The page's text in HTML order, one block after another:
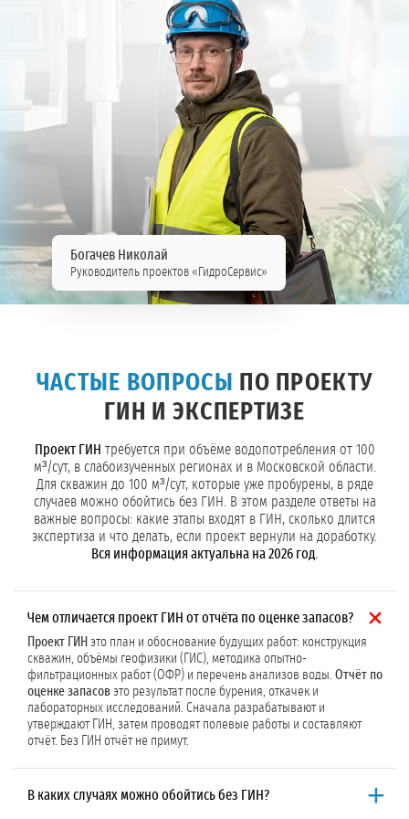
Богачев Николай
Руководитель проектов «ГидроСервис»
ЧАСТЫЕ ВОПРОСЫ
ПО ПРОЕКТУ
ГИН И ЭКСПЕРТИЗЕ
Проект ГИН требуется при объёме водопотребления от 100
м³/сут, в слабоизученных регионах и в Московской области.
Для скважин до 100 м³/сут, которые уже пробурены, в ряде
случаев можно обойтись без ГИН. В этом разделе ответы на
важные вопросы: какие этапы входят в ГИН, сколько длится
экспертиза и что делать, если проект вернули на доработку.
Вся информация актуальна на 2026 год.
Чем отличается проект ГИН от отчёта по оценке запасов?
Проект ГИН это план и обоснование будущих работ: конструкция
скважин, объёмы геофизики (ГИС), методика опытно-
фильтрационных работ (ОФР) и перечень анализов воды. Отчёт по
оценке запасов это результат после бурения, откачек и
лабораторных исследований. Сначала разрабатывают и
утверждают ГИН, затем проводят полевые работы и составляют
отчёт. Без ГИН отчёт не примут.
В каких случаях можно обойтись без ГИН?